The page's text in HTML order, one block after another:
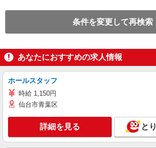
条件を変更して再検索
あなたにおすすめの求人情報
ホールスタッフ
時給 1,150円
仙台市青葉区
詳細を見る と